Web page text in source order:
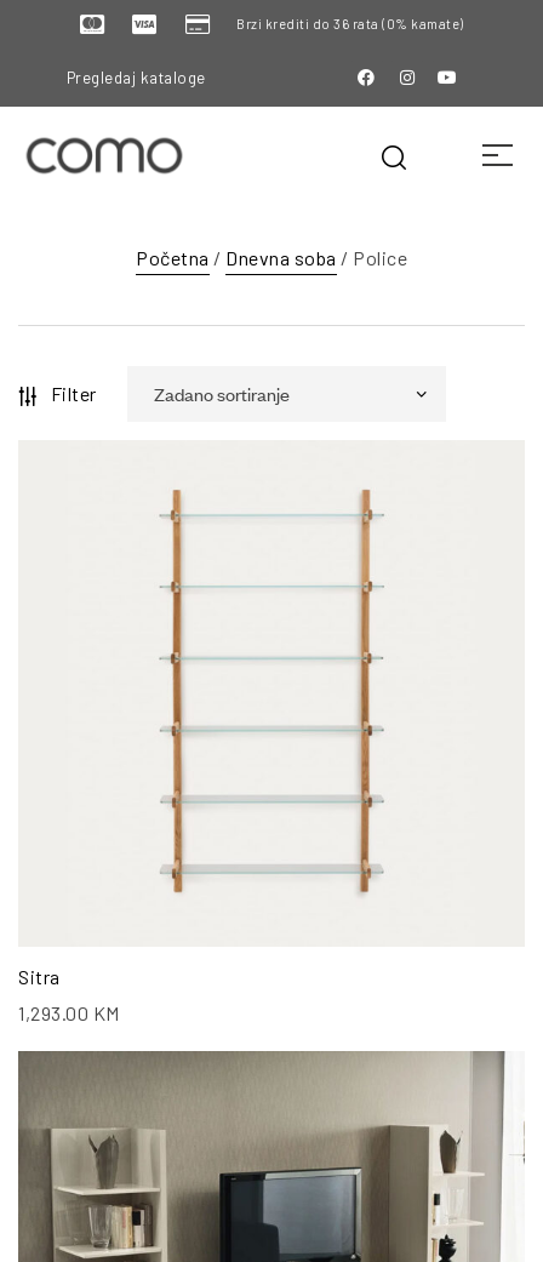
Brzi krediti do 36 rata (0% kamate)
Pregledaj kataloge
Početna / Dnevna soba / Police
Filter
Sitra
1,293.00 KM